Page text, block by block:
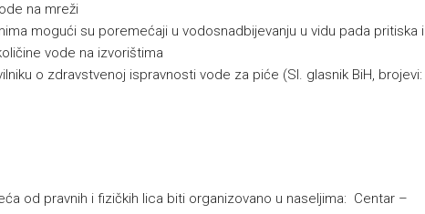
na mreži
mogući su poremećaji u vodosnadbijevanju u vidu pada pritiska i
vode na izvorištima
o zdravstvenoj ispravnosti vode za piće (Sl. glasnik BiH, brojevi:
od pravnih i fizičkih lica biti organizovano u naseljima: Centar –